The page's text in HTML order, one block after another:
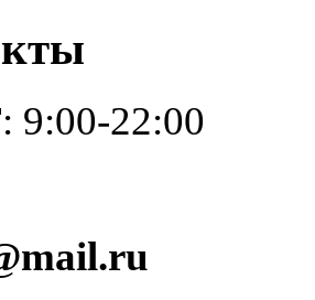
22:00